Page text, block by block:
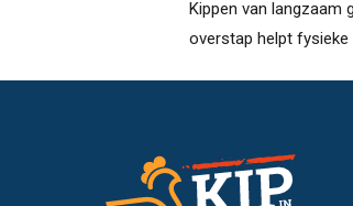
Kippen van langzaam
overstap helpt fysieke